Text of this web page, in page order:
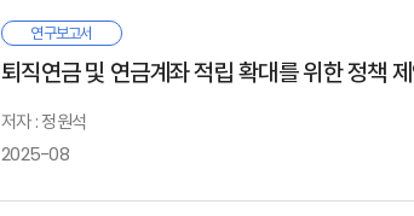
Ⅱ. 임베디드 보험이란
1. 임베디드 보험의 정의
2. 임베디드 보험의 유형
3. 임베디드 보험 사업모형 및 시장 구조
연구보고서
퇴직연금 및 연금계좌 적립 확대를 위한 정책
저자 : 정원석
2025-08